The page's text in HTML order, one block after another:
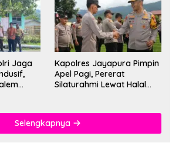
Jaga
Kapolres Jayapura Pimpin
Apel Pagi, Pererat
Silaturahmi Lewat Halal
Selengkapnya